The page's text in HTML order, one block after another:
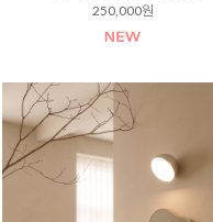
250,000원